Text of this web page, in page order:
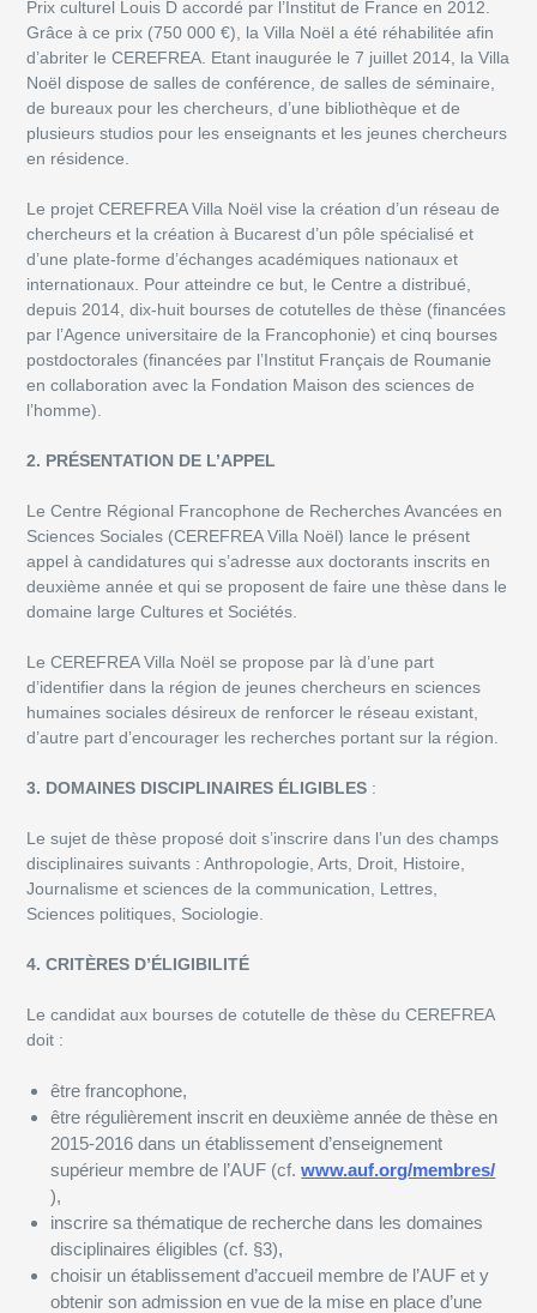
Prix culturel Louis D accordé par l’Institut de France en 2012.
Grâce à ce prix (750 000 €), la Villa Noël a été réhabilitée afin
d’abriter le CEREFREA. Etant inaugurée le 7 juillet 2014, la Villa
Noël dispose de salles de conférence, de salles de séminaire,
de bureaux pour les chercheurs, d’une bibliothèque et de
plusieurs studios pour les enseignants et les jeunes chercheurs
en résidence.
Le projet CEREFREA Villa Noël vise la création d’un réseau de
chercheurs et la création à Bucarest d’un pôle spécialisé et
d’une plate-forme d’échanges académiques nationaux et
internationaux. Pour atteindre ce but, le Centre a distribué,
depuis 2014, dix-huit bourses de cotutelles de thèse (financées
par l’Agence universitaire de la Francophonie) et cinq bourses
postdoctorales (financées par l’Institut Français de Roumanie
en collaboration avec la Fondation Maison des sciences de
l’homme).
2. PRÉSENTATION DE L’APPEL
Le Centre Régional Francophone de Recherches Avancées en
Sciences Sociales (CEREFREA Villa Noël) lance le présent
appel à candidatures qui s’adresse aux doctorants inscrits en
deuxième année et qui se proposent de faire une thèse dans le
domaine large Cultures et Sociétés.
Le CEREFREA Villa Noël se propose par là d’une part
d’identifier dans la région de jeunes chercheurs en sciences
humaines sociales désireux de renforcer le réseau existant,
d’autre part d’encourager les recherches portant sur la région.
3. DOMAINES DISCIPLINAIRES ÉLIGIBLES :
Le sujet de thèse proposé doit s’inscrire dans l’un des champs
disciplinaires suivants : Anthropologie, Arts, Droit, Histoire,
Journalisme et sciences de la communication, Lettres,
Sciences politiques, Sociologie.
4. CRITÈRES D’ÉLIGIBILITÉ
Le candidat aux bourses de cotutelle de thèse du CEREFREA
doit :
être francophone,
être régulièrement inscrit en deuxième année de thèse en
2015-2016 dans un établissement d’enseignement
supérieur membre de l’AUF (cf.www.auf.org/membres/
),
inscrire sa thématique de recherche dans les domaines
disciplinaires éligibles (cf. §3),
choisir un établissement d’accueil membre de l’AUF et y
obtenir son admission en vue de la mise en place d’une